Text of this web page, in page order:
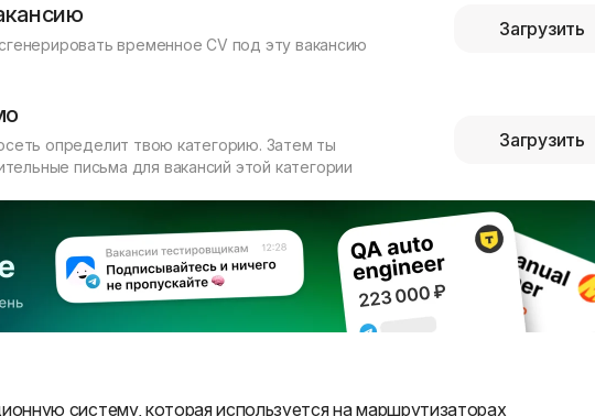
временное CV под эту вакансию
Загрузить
определит твою категорию. Затем ты
письма для вакансий этой категории
Загрузить
систему, которая используется на маршрутизаторах